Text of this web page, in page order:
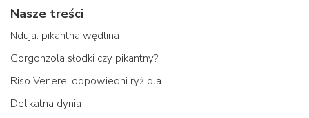
Nasze treści
Nduja: pikantna wędlina
Gorgonzola słodki czy pikantny?
Riso Venere: odpowiedni ryż dla...
Delikatna dynia